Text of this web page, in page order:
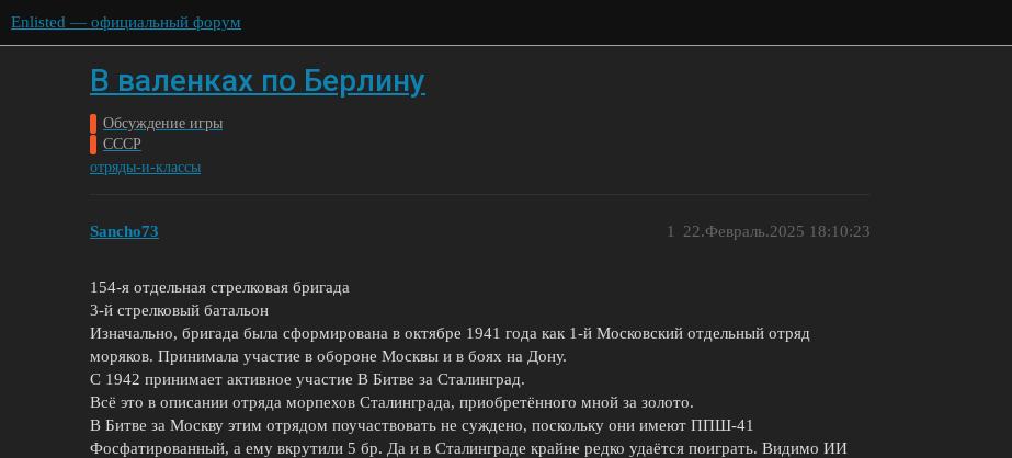
Enlisted — официальный форум
В валенках по Берлину
Обсуждение игры
СССР
отряды-и-классы
Sancho73 22.Февраль.2025 18:10:23
1
154-я отдельная стрелковая бригада
3-й стрелковый батальон
Изначально, бригада была сформирована в октябре 1941 года как 1-й Московский отдельный отряд
моряков. Принимала участие в обороне Москвы и в боях на Дону.
С 1942 принимает активное участие В Битве за Сталинград.
Всё это в описании отряда морпехов Сталинграда, приобретённого мной за золото.
В Битве за Москву этим отрядом поучаствовать не суждено, поскольку они имеют ППШ-41
Фосфатированный, а ему вкрутили 5 бр. Да и в Сталинграде крайне редко удаётся поиграть. Видимо ИИ